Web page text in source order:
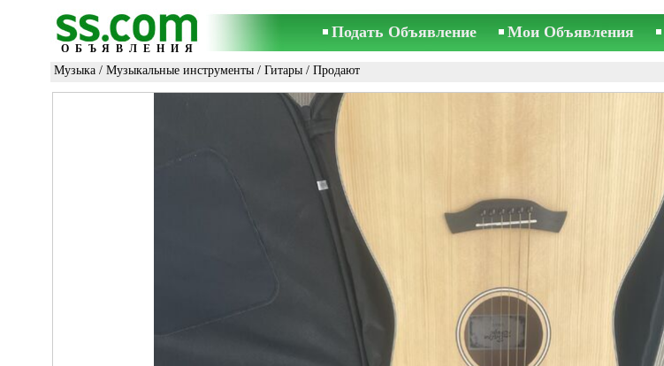
ОБЪЯВЛЕНИЯ
Подать Объявление Мои Объявления
Музыка / Музыкальные инструменты / Гитары / Продают